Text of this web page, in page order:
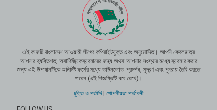
এই কাজটি বাংলাদেশ আওয়ামী লীগের কপিরাইটযুক্ত এবং অনুমোদিত। আপনি কেবলমাত্র
আপনার ব্যক্তিগত, অবাণিজ্যিকব্যবহারের জন্য অথবা আপনার সংস্থার মধ্যে ব্যবহার করার
জন্য এই উপাদানটিকে অনির্দিষ্ট ফর্মের মধ্যে ডাউনলোড, প্রদর্শন, মুদ্রণ এবং পুনরায় তৈরি করতে
পারেন (এই বিজ্ঞপ্তিটি ধরে রেখে)।
চুক্তি ও শর্তাদি| গোপনীয়তা শর্তাবলী